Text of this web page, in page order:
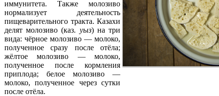
иммунитета. Также молозиво
нормализует деятельность
пищеварительного тракта. Казахи
делят молозиво (каз. уыз) на три
вида: чёрное молозиво — молоко,
полученное сразу после отёла;
жёлтое молозиво — молоко,
полученное после кормления
приплода; белое молозиво —
молоко, полученное через сутки
после отёла.